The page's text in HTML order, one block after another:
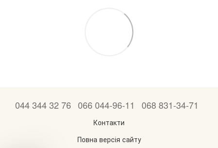
044 344 32 76 066 044-96-11 068 831-34-71
Контакти
Повна версія сайту